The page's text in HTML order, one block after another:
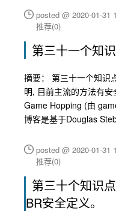
posted @ 2020-01-31
推荐(0)
第三十一个知
摘要： 第三十一个知识
明, 目前主流的方法有
Game Hopping (由
博客是基于Douglas
posted @ 2020-01-31
推荐(0)
第三十个知识
BR安全定义。